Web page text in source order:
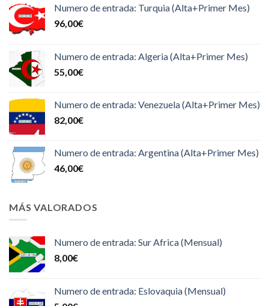
Numero de entrada: Turquia (Alta+Primer Mes)
96,00€
Numero de entrada: Algeria (Alta+Primer Mes)
55,00€
Numero de entrada: Venezuela (Alta+Primer Mes)
82,00€
Numero de entrada: Argentina (Alta+Primer Mes)
46,00€
MÁS VALORADOS
Numero de entrada: Sur Africa (Mensual)
8,00€
Numero de entrada: Eslovaquia (Mensual)